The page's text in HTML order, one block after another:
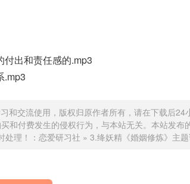
出和责任感的.mp3
.mp3
和交流使用，版权归原作者所有，请在下载后24
和付费发生的侵权行为，与本站无关。本站发布
理！： 恋爱研习社 » 3.绛妖精《婚姻修炼》主